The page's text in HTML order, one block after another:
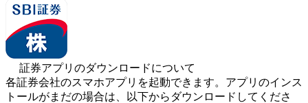
証券アプリのダウンロードについて
各証券会社のスマホアプリを起動できます。アプリのインス
トールがまだの場合は、以下からダウンロードしてくださ